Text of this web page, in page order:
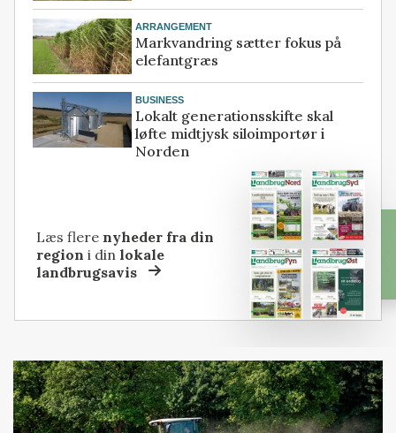
ARRANGEMENT
Markvandring sætter fokus på
elefantgræs
BUSINESS
Lokalt generationsskifte skal
løfte midtjysk siloimportør i
Norden
Læs flere nyheder fra din
region i dinlokale
landbrugsavis